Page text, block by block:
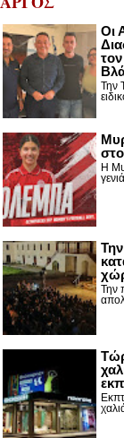
Οι
Την
Η
Την